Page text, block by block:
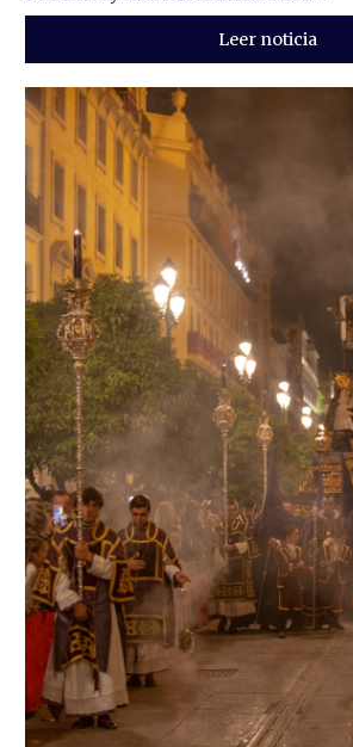
Leer noticia